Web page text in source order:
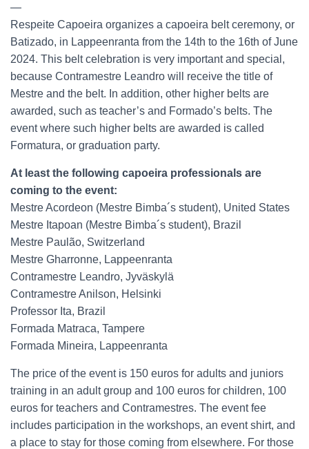
—
Respeite Capoeira organizes a capoeira belt ceremony, or
Batizado, in Lappeenranta from the 14th to the 16th of June
2024. This belt celebration is very important and special,
because Contramestre Leandro will receive the title of
Mestre and the belt. In addition, other higher belts are
awarded, such as teacher’s and Formado’s belts. The
event where such higher belts are awarded is called
Formatura, or graduation party.
At least the following capoeira professionals are
coming to the event:
Mestre Acordeon (Mestre Bimba´s student), United States
Mestre Itapoan (Mestre Bimba´s student), Brazil
Mestre Paulão, Switzerland
Mestre Gharronne, Lappeenranta
Contramestre Leandro, Jyväskylä
Contramestre Anilson, Helsinki
Professor Ita, Brazil
Formada Matraca, Tampere
Formada Mineira, Lappeenranta
The price of the event is 150 euros for adults and juniors
training in an adult group and 100 euros for children, 100
euros for teachers and Contramestres. The event fee
includes participation in the workshops, an event shirt, and
a place to stay for those coming from elsewhere. For those